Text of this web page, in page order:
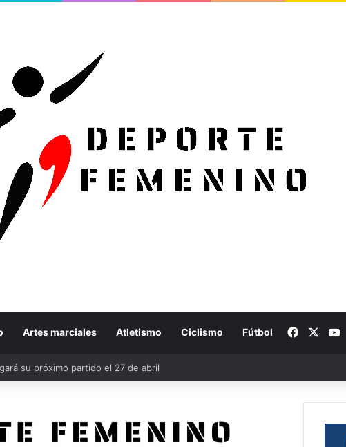
Artes marciales Atletismo Ciclismo Fútbol Facebook
su próximo partido el 27 de abril